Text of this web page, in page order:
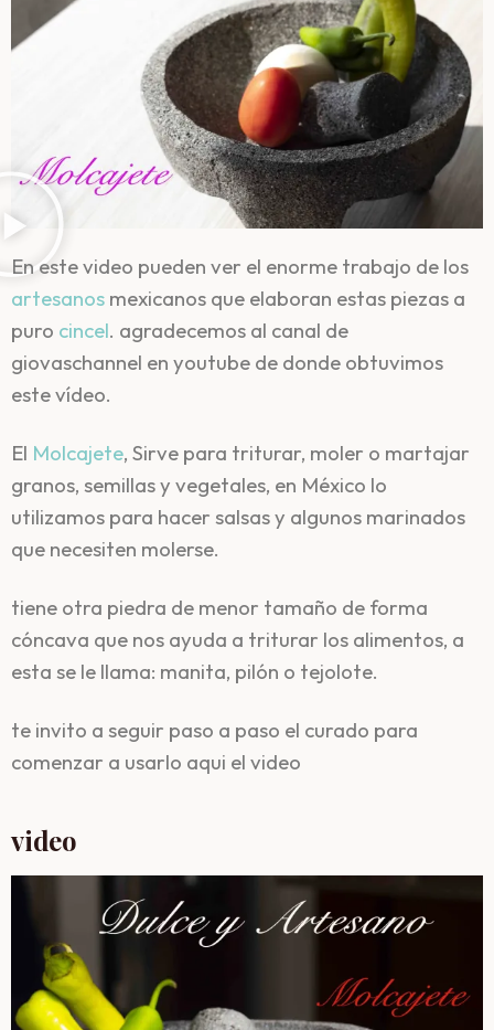
En este video pueden ver el enorme trabajo de los
artesanos mexicanos que elaboran estas piezas a
puro cincel. agradecemos al canal de
giovaschannel en youtube de donde obtuvimos
este vídeo.
El Molcajete, Sirve para triturar, moler o martajar
granos, semillas y vegetales, en México lo
utilizamos para hacer salsas y algunos marinados
que necesiten molerse.
tiene otra piedra de menor tamaño de forma
cóncava que nos ayuda a triturar los alimentos, a
esta se le llama: manita, pilón o tejolote.
te invito a seguir paso a paso el curado para
comenzar a usarlo aqui el video
video